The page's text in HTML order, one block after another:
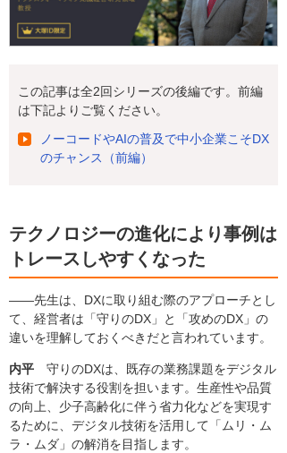
この記事は全2回シリーズの後編です。前編
は下記よりご覧ください。
ノーコードやAIの普及で中小企業こそDX
のチャンス（前編）
テクノロジーの進化により事例は
トレースしやすくなった
――先生は、DXに取り組む際のアプローチとし
て、経営者は「守りのDX」と「攻めのDX」の
違いを理解しておくべきだと言われています。
内平 守りのDXは、既存の業務課題をデジタル
技術で解決する役割を担います。生産性や品質
の向上、少子高齢化に伴う省力化などを実現す
るために、デジタル技術を活用して「ムリ・ム
ラ・ムダ」の解消を目指します。